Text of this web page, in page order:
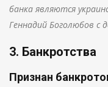
банка являются
Геннадий Боголюбов с
3. Банкротства
Признан